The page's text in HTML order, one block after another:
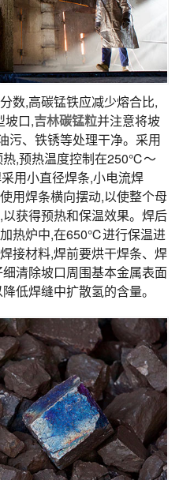
数,高碳锰铁应减少熔合比,
坡口,吉林碳锰粒并注意将坡
污、铁锈等处理干净。采用
热,预热温度控制在250℃～
用小直径焊条,小电流焊
用焊条横向摆动,以使整个母
获得预热和保温效果。焊后
热炉中,在650℃进行保温进
接材料,焊前要烘干焊条、焊
清除坡口周围基本金属表面
低焊缝中扩散氢的含量。